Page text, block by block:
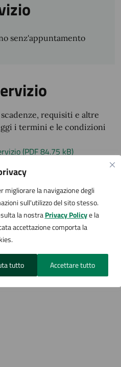
migliorare la navigazione degli
sull'utilizzo del sito stesso.
la nostraPrivacy Policye la
accettazione comporta la
tutto Accettare tutto
senz'appuntamento
requisiti e altre
i termini e le condizioni
(PDF 84.75 kB)
tecnici, opere ed